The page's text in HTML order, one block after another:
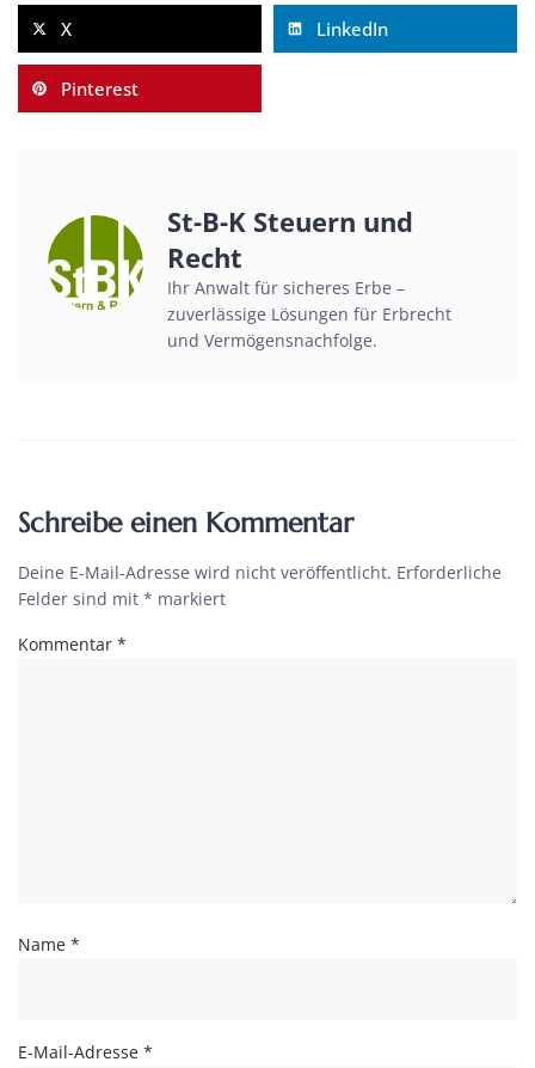
X LinkedIn
Pinterest
St-B-K Steuern und
Recht
Ihr Anwalt für sicheres Erbe –
zuverlässige Lösungen für Erbrecht
und Vermögensnachfolge.
Schreibe einen Kommentar
Deine E-Mail-Adresse wird nicht veröffentlicht. Erforderliche
Felder sind mit * markiert
Kommentar *
Name *
E-Mail-Adresse *